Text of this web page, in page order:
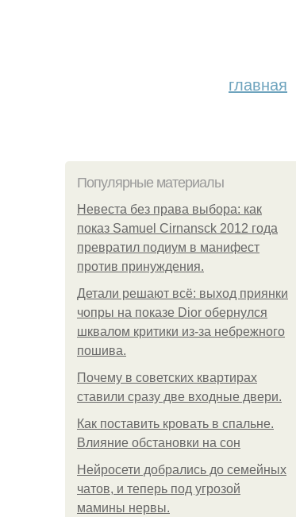
главная
Популярные материалы
Невеста без права выбора: как
показ Samuel Cirnansck 2012 года
превратил подиум в манифест
против принуждения.
Детали решают всё: выход приянки
чопры на показе Dior обернулся
шквалом критики из-за небрежного
пошива.
Почему в советских квартирах
ставили сразу две входные двери.
Как поставить кровать в спальне.
Влияние обстановки на сон
Нейросети добрались до семейных
чатов, и теперь под угрозой
мамины нервы.